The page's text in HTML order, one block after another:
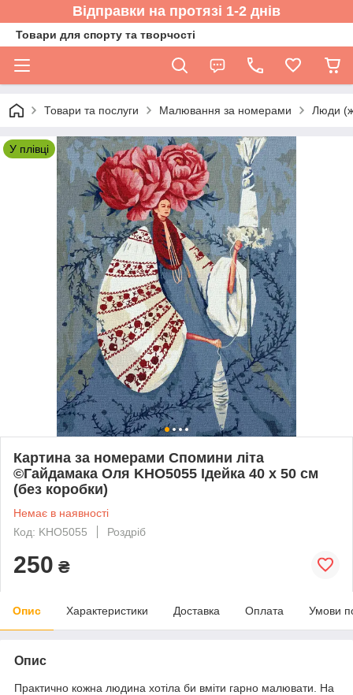
Відправки на протязі 1-2 днів
Товари для спорту та творчості
Товари та послуги Малювання за номерами Люди
У плівці
Картина за номерами Спомини літа
©Гайдамака Оля KHO5055 Ідейка 40 х 50 см
(без коробки)
Немає в наявності
Код: KHO5055
Роздріб
250 ₴
Опис Характеристики Доставка Оплата Умови
Опис
Практично кожна людина хотіла би вміти гарно малювати. На